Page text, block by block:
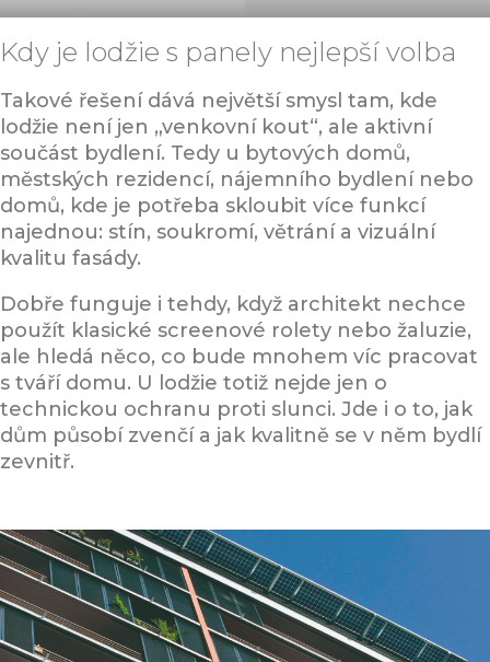
Kdy je lodžie s panely nejlepší volba
Takové řešení dává největší smysl tam, kde
lodžie není jen „venkovní kout“, ale aktivní
součást bydlení. Tedy u bytových domů,
městských rezidencí, nájemního bydlení nebo
domů, kde je potřeba skloubit více funkcí
najednou: stín, soukromí, větrání a vizuální
kvalitu fasády.
Dobře funguje i tehdy, když architekt nechce
použít klasické screenové rolety nebo žaluzie,
ale hledá něco, co bude mnohem víc pracovat
s tváří domu. U lodžie totiž nejde jen o
technickou ochranu proti slunci. Jde i o to, jak
dům působí zvenčí a jak kvalitně se v něm bydlí
zevnitř.